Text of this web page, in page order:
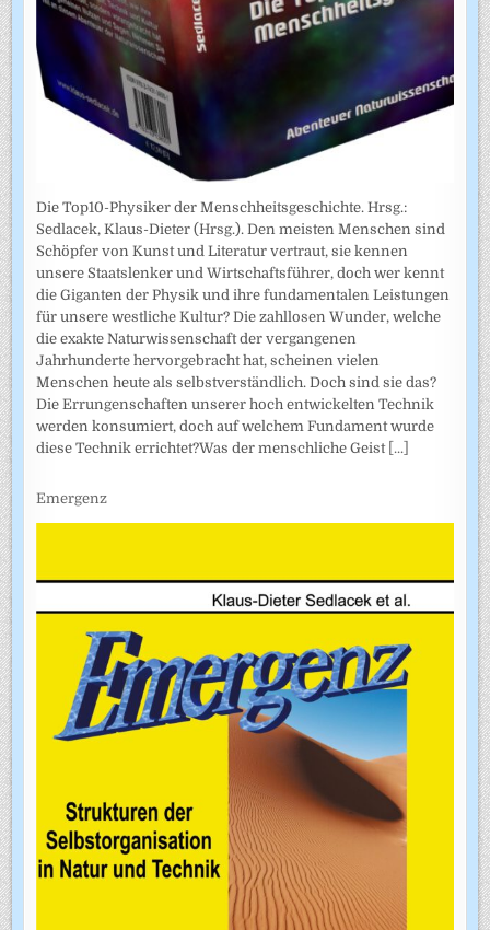
Die Top10-Physiker der Menschheitsgeschichte. Hrsg.:
Sedlacek, Klaus-Dieter (Hrsg.). Den meisten Menschen sind
Schöpfer von Kunst und Literatur vertraut, sie kennen
unsere Staatslenker und Wirtschaftsführer, doch wer kennt
die Giganten der Physik und ihre fundamentalen Leistungen
für unsere westliche Kultur? Die zahllosen Wunder, welche
die exakte Naturwissenschaft der vergangenen
Jahrhunderte hervorgebracht hat, scheinen vielen
Menschen heute als selbstverständlich. Doch sind sie das?
Die Errungenschaften unserer hoch entwickelten Technik
werden konsumiert, doch auf welchem Fundament wurde
diese Technik errichtet?Was der menschliche Geist [...]
Emergenz